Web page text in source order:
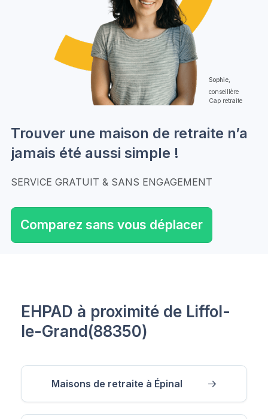
Sophie,
conseillère
Cap retraite
Trouver une maison de retraite n’a
jamais été aussi simple !
SERVICE GRATUIT & SANS ENGAGEMENT
Comparez sans vous déplacer
EHPAD à proximité de Liffol-
le-Grand(88350)
Maisons de retraite à Épinal